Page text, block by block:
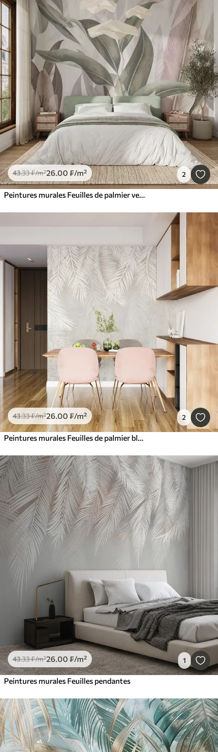
43.33₣/m²26.00 ₣/m² 2
Peintures murales Feuilles de palmier vertes et roses
43.33₣/m²26.00 ₣/m² 2
Peintures murales Feuilles de palmier blanches et fragiles avec une texture grunge
43.33₣/m²26.00 ₣/m² 1
Peintures murales Feuilles pendantes